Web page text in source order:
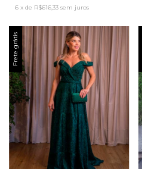
6 x de R$616,33 sem juros
Frete grátis